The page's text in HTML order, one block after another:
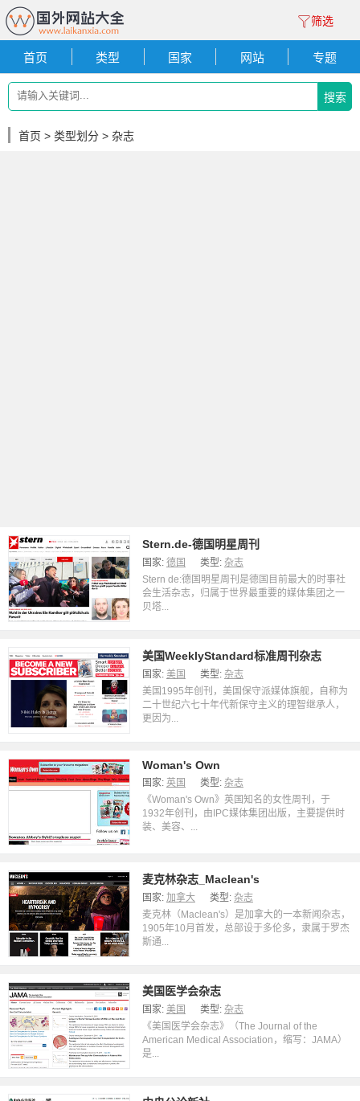
筛选
首页 类型 国家 网站 专题
搜索
首页 > 类型划分 > 杂志
Stern.de-德国明星周刊
国家: 德国 类型: 杂志
Stern de:德国明星周刊是德国目前最大的时事社
会生活杂志，归属于世界最重要的媒体集团之一
贝塔...
美国WeeklyStandard标准周刊杂志
国家: 美国 类型: 杂志
美国1995年创刊，美国保守派媒体旗舰，自称为
二十世纪六七十年代新保守主义的理智继承人，
更因为...
Woman's Own
国家: 英国 类型: 杂志
《Woman's Own》英国知名的女性周刊，于
1932年创刊，由IPC媒体集团出版，主要提供时
装、美容、...
麦克林杂志_Maclean's
国家: 加拿大 类型: 杂志
麦克林（Maclean's）是加拿大的一本新闻杂志，
1905年10月首发，总部设于多伦多，隶属于罗杰
斯通...
美国医学会杂志
国家: 美国 类型: 杂志
《美国医学会杂志》（The Journal of the
American Medical Association，缩写：JAMA）
是...